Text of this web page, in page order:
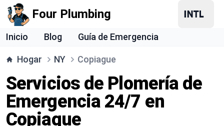
Four Plumbing
Inicio Blog Guía de Emergencia
Hogar NY Copiague
Servicios de Plomería de
Emergencia 24/7 en
Copiague